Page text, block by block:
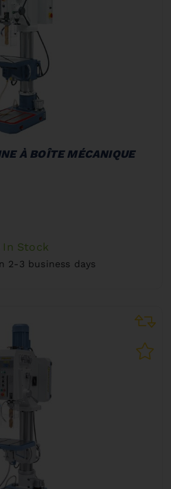
À BOÎTE MÉCANIQUE
In Stock
2-3 business days